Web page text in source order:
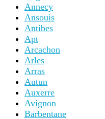
Annecy
Ansouis
Antibes
Apt
Arcachon
Arles
Arras
Autun
Auxerre
Avignon
Barbentane